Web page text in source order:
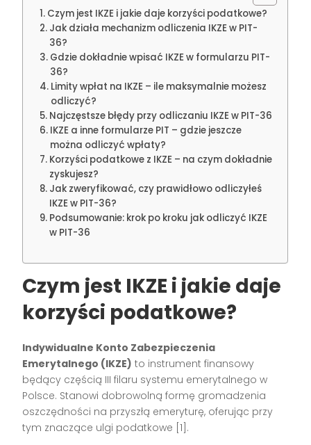
Czym jest IKZE i jakie daje korzyści podatkowe?
Jak działa mechanizm odliczenia IKZE w PIT-
36?
Gdzie dokładnie wpisać IKZE w formularzu PIT-
36?
Limity wpłat na IKZE – ile maksymalnie możesz
odliczyć?
Najczęstsze błędy przy odliczaniu IKZE w PIT-36
IKZE a inne formularze PIT – gdzie jeszcze
można odliczyć wpłaty?
Korzyści podatkowe z IKZE – na czym dokładnie
zyskujesz?
Jak zweryfikować, czy prawidłowo odliczyłeś
IKZE w PIT-36?
Podsumowanie: krok po kroku jak odliczyć IKZE
w PIT-36
Czym jest IKZE i jakie daje
korzyści podatkowe?
Indywidualne Konto Zabezpieczenia
Emerytalnego (IKZE) to instrument finansowy
będący częścią III filaru systemu emerytalnego w
Polsce. Stanowi dobrowolną formę gromadzenia
oszczędności na przyszłą emeryturę, oferując przy
tym znaczące ulgi podatkowe [1].